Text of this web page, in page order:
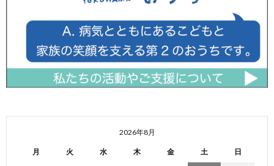
2026年8月
月 火 水 木 金 土 日